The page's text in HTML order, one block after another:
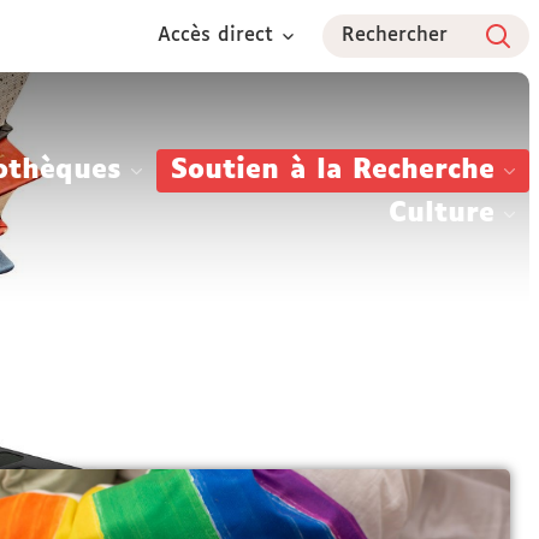
Accès direct Rechercher
Soutien à la Recherche
Culture